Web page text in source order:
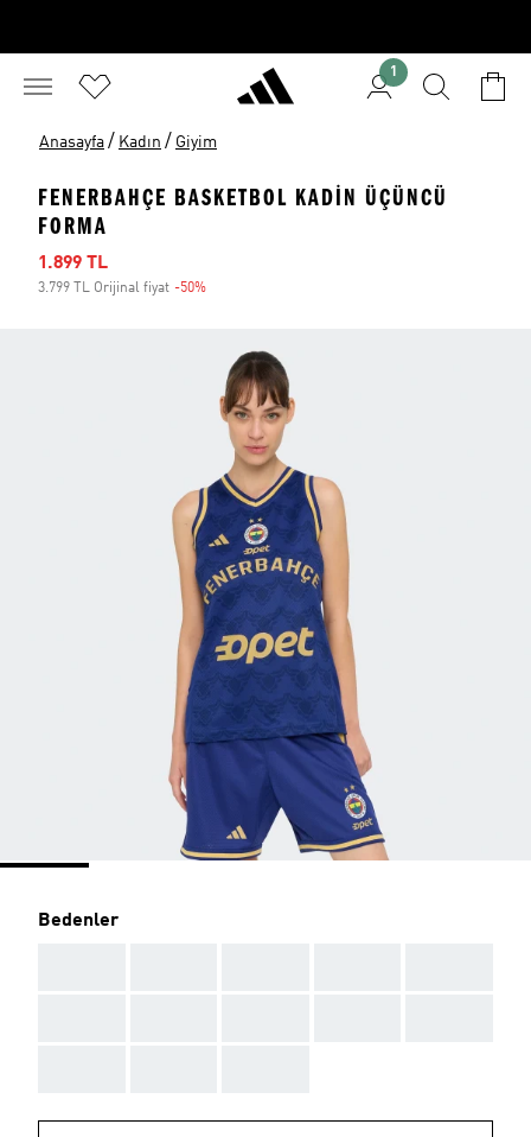
1
Anasayfa / Kadın / Giyim
FENERBAHÇE BASKETBOL KADIN ÜÇÜNCÜ
FORMA
İndirimli fiyat
1.899 TL
3.799 TL Orijinal fiyat -50%
Bedenler